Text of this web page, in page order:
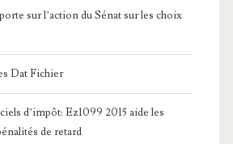
sur l’action du Sénat sur les choix
Dat Fichier
d’impôt: Ez1099 2015 aide les
de retard